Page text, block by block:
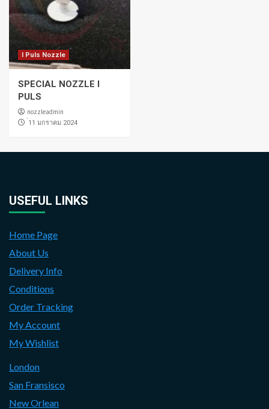
I Puls Nozzle
SPECIAL NOZZLE I
PULS
nozzleadmin
่11 มกราคม 2024
USEFUL LINKS
Home Page
About Us
Delivery Info
Conditions
Order Tracking
My Account
My Wishlist
London
San Fransisco
New Orlean